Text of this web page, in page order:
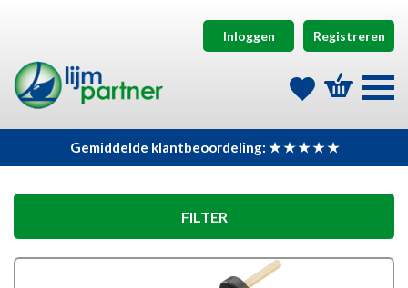
Inloggen Registreren
Gemiddelde klantbeoordeling: ★ ★ ★ ★ ★
FILTER